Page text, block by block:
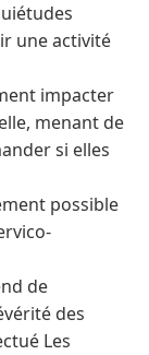
une activité
impacter
menant de
si elles
possible
de
des
Les